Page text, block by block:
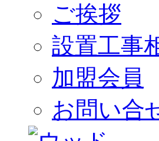
ご挨拶
設置工事
加盟会員
お問い合